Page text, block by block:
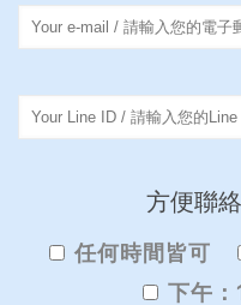
方便聯
任何時間皆可
下午